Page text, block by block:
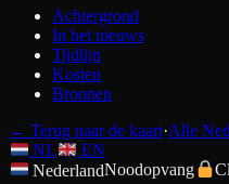
Achtergrond
In het nieuws
Tijdlijn
Kosten
Bronnen
← Terug naar de kaart·Alle
NL
EN
NederlandNoodopvang